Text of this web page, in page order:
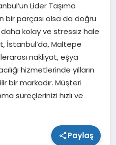
Lider Taşıma
bir parçası olsa da doğru
kolay ve stressiz hale
İstanbul’da, Maltepe
nakliyat, eşya
hizmetlerinde yılların
bir markadır. Müşteri
süreçlerinizi hızlı ve
Paylaş